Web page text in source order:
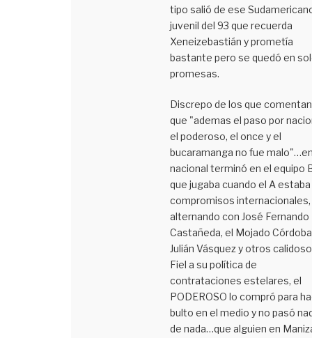
tipo salió de ese
juvenil del 93 que recuerda
Xeneizebastián y prometía
bastante pero se quedó en
promesas.
Discrepo de los que comentan
que "ademas el paso por
el poderoso, el once y el
bucaramanga no fue
nacional terminó en el equipo
que jugaba cuando el A
compromisos internacionales,
alternando con José Fernando
Castañeda, el Mojado
Julián Vásquez y otros
Fiel a su política de
contrataciones estelares, el
PODEROSO lo compró para
bulto en el medio y no pasó
de nada…que alguien en